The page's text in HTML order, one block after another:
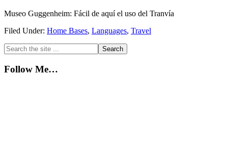
Museo Guggenheim: Fácil de aquí el uso del Tranvía
Filed Under: Home Bases, Languages, Travel
Primary
Sidebar
Search
the
site
...
Follow Me…